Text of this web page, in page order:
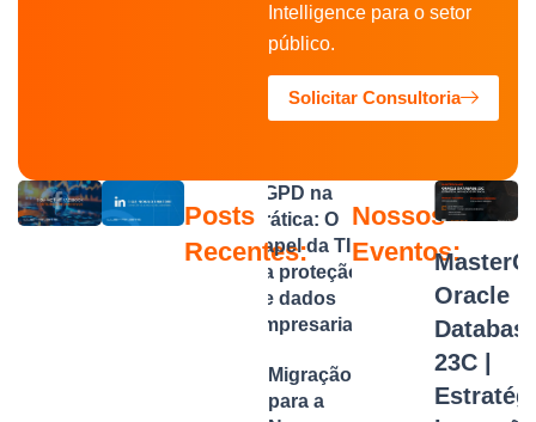
Intelligence para o setor
público.
Solicitar Consultoria
Posts
Recentes:
LGPD na
prática: O
papel da TI
na proteção
de dados
empresariais
Migração
para a
Nossos
Eventos:
Oracle
23C |